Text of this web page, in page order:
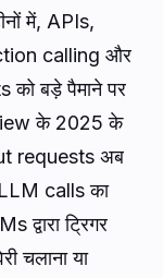
में, APIs,
calling और
बड़े पैमाने पर
के 2025 के
requests अब
calls का
ट्रिगर
चलाना या